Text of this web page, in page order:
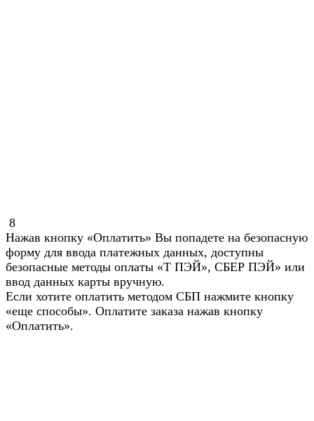
8
Нажав кнопку «Оплатить» Вы попадете на безопасную
форму для ввода платежных данных, доступны
безопасные методы оплаты «Т ПЭЙ», СБЕР ПЭЙ» или
ввод данных карты вручную.
Если хотите оплатить методом СБП нажмите кнопку
«еще способы». Оплатите заказа нажав кнопку
«Оплатить».